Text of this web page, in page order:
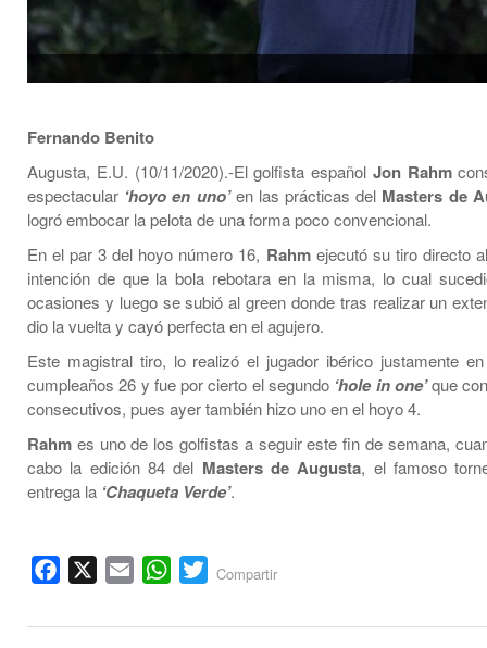
Fernando Benito
Augusta, E.U. (10/11/2020).-El golfista español Jon Rahm
espectacular ‘hoyo en uno’en las prácticas del Masters de
logró embocar la pelota de una forma poco convencional.
En el par 3 del hoyo número 16, Rahmejecutó su tiro directo
intención de que la bola rebotara en la misma, lo cual
ocasiones y luego se subió al green donde tras realizar un
dio la vuelta y cayó perfecta en el agujero.
Este magistral tiro, lo realizó el jugador ibérico justamente
cumpleaños 26 y fue por cierto el segundo ‘hole in one’que
consecutivos, pues ayer también hizo uno en el hoyo 4.
Rahm es uno de los golfistas a seguir este fin de semana,
cabo la edición 84 del Masters de Augusta, el famoso
entrega la ‘Chaqueta Verde’.
Facebook Email WhatsApp
Twitter
Compartir